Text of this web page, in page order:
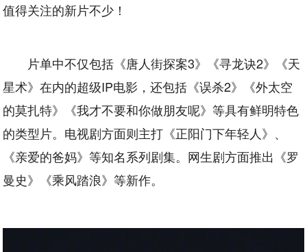
值得关注的新片不少！
片单中不仅包括《唐人街探案3》《寻龙诀2》《天
星术》在内的超级IP电影，还包括《误杀2》《外太空
的莫扎特》《我才不要和你做朋友呢》等具有鲜明特色
的类型片。电视剧方面则主打《正阳门下年轻人》、
《亲爱的爸妈》等知名系列剧集。网生剧方面推出《罗
曼史》《乘风踏浪》等新作。